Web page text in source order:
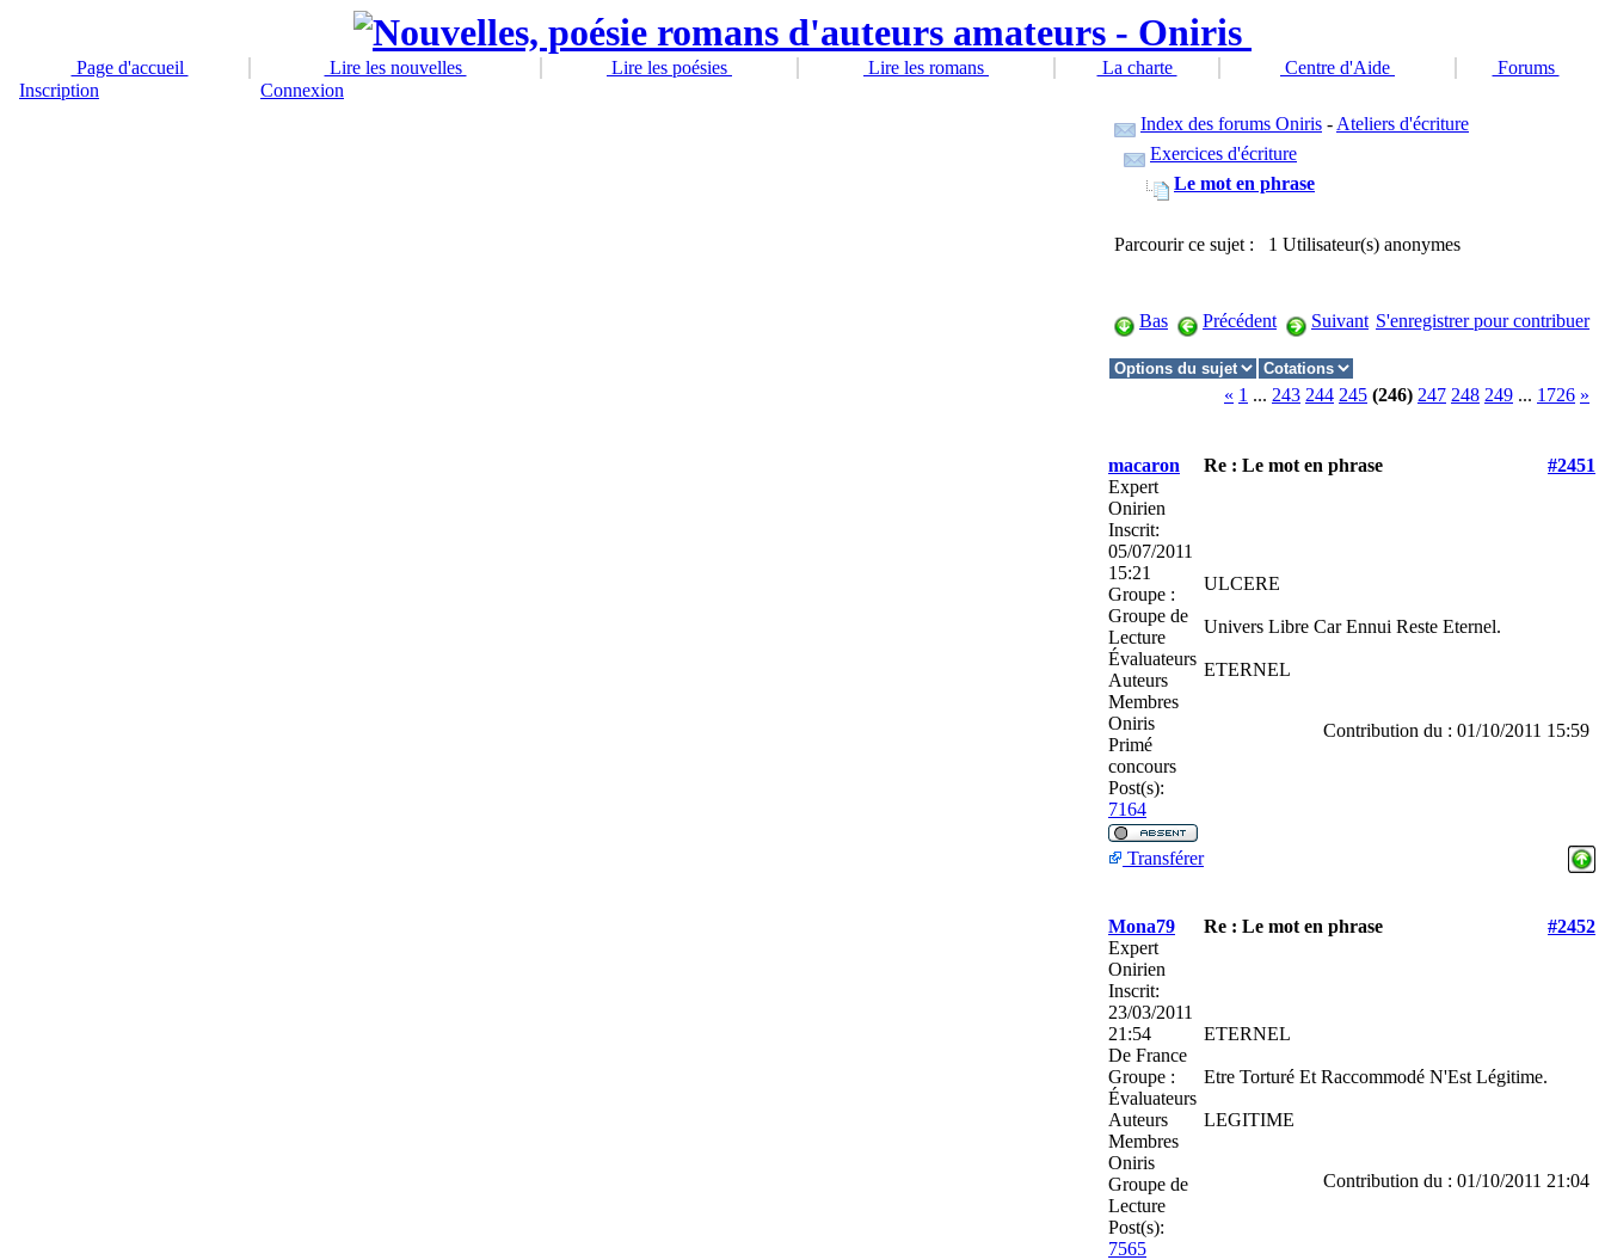
Page d'accueil Lire les nouvelles Lire les poésies Lire les romans La charte Centre d'Aide
Forums
Inscription
Connexion
Index des forums Oniris - Ateliers d'écriture
Exercices d'écriture
Le mot en phrase
Parcourir ce sujet : 1 Utilisateur(s) anonymes
Bas Précédent Suivant S'enregistrer pour contribuer
« 1 ... 243 244 245 (246) 247 248 249 ... 1726 »
macaron Re : Le mot en phrase
#2451
Expert
Onirien
Inscrit:
05/07/2011
15:21
Groupe :
Groupe de
Lecture
Évaluateurs
Auteurs
Membres
Oniris
Primé
concours
Post(s):
7164
ULCERE
Univers Libre Car Ennui Reste Eternel.
ETERNEL
Contribution du : 01/10/2011 15:59
Transférer
Mona79 Re : Le mot en phrase
#2452
Expert
Onirien
Inscrit:
23/03/2011
21:54
De France
Groupe :
Évaluateurs
Auteurs
Membres
Oniris
Groupe de
Lecture
Post(s):
7565
ETERNEL
Etre Torturé Et Raccommodé N'Est Légitime.
LEGITIME
Contribution du : 01/10/2011 21:04